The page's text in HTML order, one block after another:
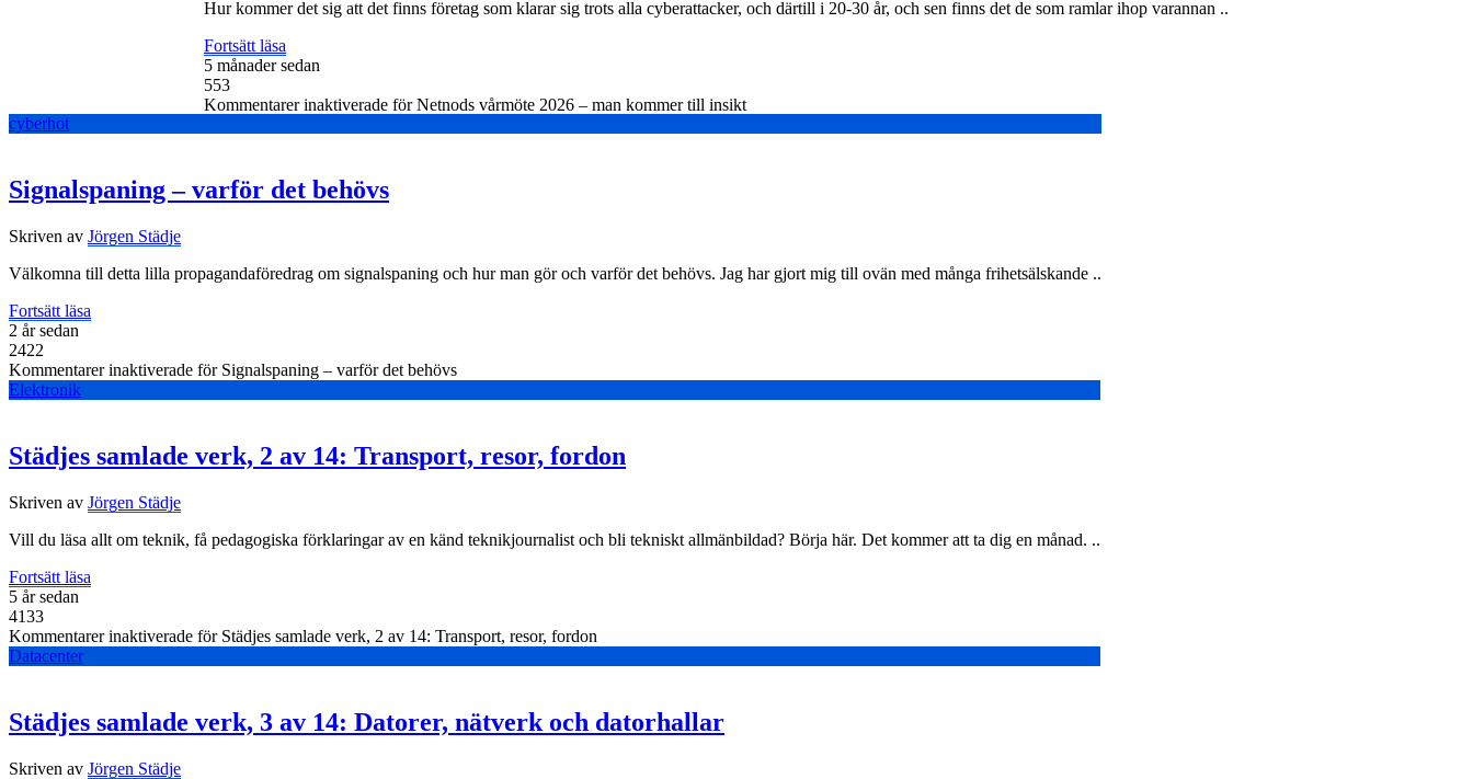
Hur kommer det sig att det finns företag som klarar sig trots alla cyberattacker, och därtill i 20-30 år, och sen finns det de som ramlar ihop varannan ..
Fortsätt läsa
5 månader sedan
553
Kommentarer inaktiverade för Netnods vårmöte 2026 – man kommer till insikt
cyberhot
Signalspaning – varför det behövs
Skriven av Jörgen Städje
Välkomna till detta lilla propagandaföredrag om signalspaning och hur man gör och varför det behövs. Jag har gjort mig till ovän med många frihetsälskande ..
Fortsätt läsa
2 år sedan
2422
Kommentarer inaktiverade för Signalspaning – varför det behövs
Elektronik
Städjes samlade verk, 2 av 14: Transport, resor, fordon
Skriven av Jörgen Städje
Vill du läsa allt om teknik, få pedagogiska förklaringar av en känd teknikjournalist och bli tekniskt allmänbildad? Börja här. Det kommer att ta dig en månad. ..
Fortsätt läsa
5 år sedan
4133
Kommentarer inaktiverade för Städjes samlade verk, 2 av 14: Transport, resor, fordon
Datacenter
Städjes samlade verk, 3 av 14: Datorer, nätverk och datorhallar
Skriven av Jörgen Städje